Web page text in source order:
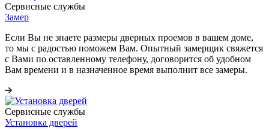
Сервисные службы
Замер
Если Вы не знаете размеры дверных проемов в вашем доме,
то мы с радостью поможем Вам. Опытный замерщик свяжется
с Вами по оставленному телефону, договорится об удобном
Вам времени и в назначенное время выполнит все замеры.
Сервисные службы
Установка дверей